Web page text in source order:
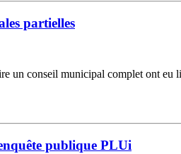
partielles
un conseil municipal complet
publique PLUi